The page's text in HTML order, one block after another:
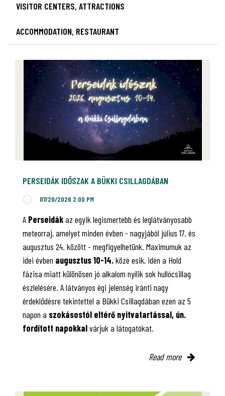
VISITOR CENTERS, ATTRACTIONS
ACCOMMODATION, RESTAURANT
PERSEIDÁK IDŐSZAK A BÜKKI CSILLAGDÁBAN
07/20/2026 2:00 PM
A Perseidákaz egyik legismertebb és leglátványosabb
meteorraj, amelyet minden évben - nagyjából július 17. és
augusztus 24. között - megfigyelhetünk. Maximumuk az
idei évben augusztus 10-14.közé esik, idén a Hold
fázisa miatt különösen jó alkalom nyílik sok hullócsillag
észlelésére. A látványos égi jelenség iránti nagy
érdeklődésre tekintettel a Bükki Csillagdában ezen az 5
napon a szokásostól eltérő nyitvatartással, ún.
fordított napokkalvárjuk a látogatókat.
Read more